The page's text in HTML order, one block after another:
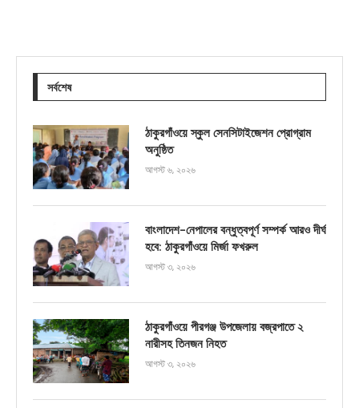
সর্বশেষ
ঠাকুরগাঁওয়ে স্কুল সেনসিটাইজেশন প্রোগ্রাম
অনুষ্ঠিত
আগস্ট ৬, ২০২৬
বাংলাদেশ-নেপালের বন্ধুত্বপূর্ণ সম্পর্ক আরও দীর্ঘ
হবে: ঠাকুরগাঁওয়ে মির্জা ফখরুল
আগস্ট ৩, ২০২৬
ঠাকুরগাঁওয়ে পীরগঞ্জ উপজেলায় বজ্রপাতে ২
নারীসহ তিনজন নিহত
আগস্ট ৩, ২০২৬